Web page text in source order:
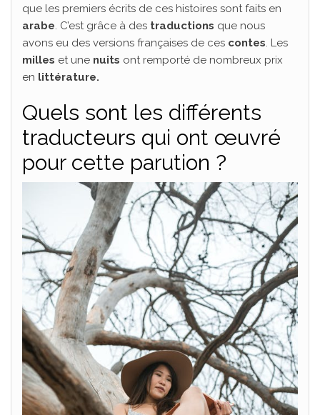
que les premiers écrits de ces histoires sont faits en
arabe. C’est grâce à des traductions que nous
avons eu des versions françaises de ces contes. Les
milles et une nuits ont remporté de nombreux prix
en littérature.
Quels sont les différents
traducteurs qui ont œuvré
pour cette parution ?